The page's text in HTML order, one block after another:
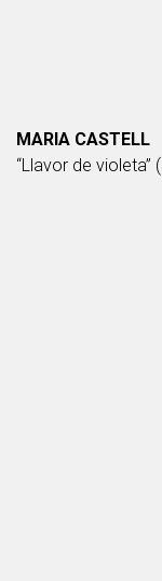
MARIA CASTELL
“Llavor de